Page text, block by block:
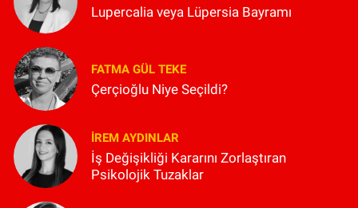
Lupercalia veya Lüpersia Bayramı
FATMA GÜL TEKE
Çerçioğlu Niye Seçildi?
İREM AYDINLAR
İş Değişikliği Kararını Zorlaştıran
Psikolojik Tuzaklar